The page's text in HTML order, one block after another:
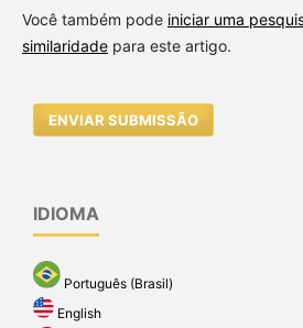
Você também pode iniciar uma
similaridadepara este artigo.
ENVIAR SUBMISSÃO
IDIOMA
Português (Brasil)
English